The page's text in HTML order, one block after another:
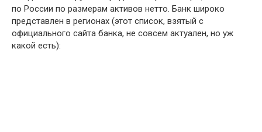
по России по размерам активов нетто. Банк широко
представлен в регионах (этот список, взятый с
официального сайта банка, не совсем актуален, но уж
какой есть):